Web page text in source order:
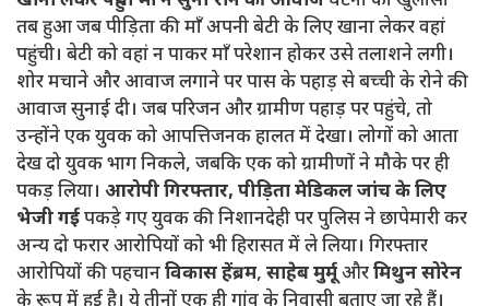
तब हुआ जब पीड़िता की माँ अपनी बेटी के लिए खाना लेकर वहां
पहुंची। बेटी को वहां न पाकर माँ परेशान होकर उसे तलाशने लगी।
शोर मचाने और आवाज लगाने पर पास के पहाड़ से बच्ची के रोने की
आवाज सुनाई दी। जब परिजन और ग्रामीण पहाड़ पर पहुंचे, तो
उन्होंने एक युवक को आपत्तिजनक हालत में देखा। लोगों को आता
देख दो युवक भाग निकले, जबकि एक को ग्रामीणों ने मौके पर ही
पकड़ लिया। आरोपी गिरफ्तार, पीड़िता मेडिकल जांच के लिए
भेजी गईपकड़े गए युवक की निशानदेही पर पुलिस ने छापेमारी कर
अन्य दो फरार आरोपियों को भी हिरासत में ले लिया। गिरफ्तार
आरोपियों की पहचानविकास हेंब्रम, साहेब मुर्मूऔरमिथुन सोरेन